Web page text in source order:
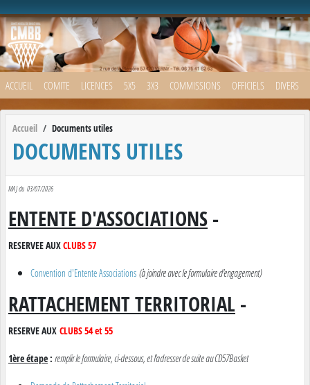
ACCUEIL COMITE LICENCES 5X5 3X3 COMMISSIONS OFFICIELS DIVERS
Accueil Documents utiles
DOCUMENTS UTILES
MAJ du 03/07/2026
ENTENTE D'ASSOCIATIONS -
RESERVEE AUXCLUBS 57
Convention d'Entente Associations (à joindre avec le formulaire d'engagement)
RATTACHEMENT TERRITORIAL -
RESERVE AUX CLUBS 54 et 55
1ère étape: remplir le formulaire, ci-dessous, et l'adresser de suite au CD57Basket